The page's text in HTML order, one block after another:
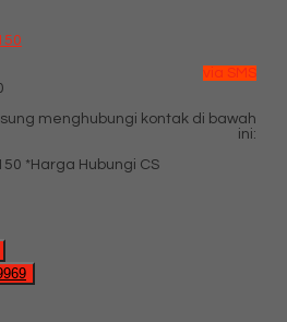
via SMS
menghubungi kontak di bawah
ini:
*Harga Hubungi CS